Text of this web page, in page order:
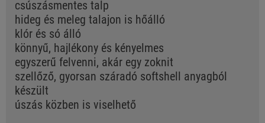
csúszásmentes talp
hideg és meleg talajon is hőálló
klór és só álló
könnyű, hajlékony és kényelmes
egyszerű felvenni, akár egy zoknit
szellőző, gyorsan száradó softshell anyagból
készült
úszás közben is viselhető